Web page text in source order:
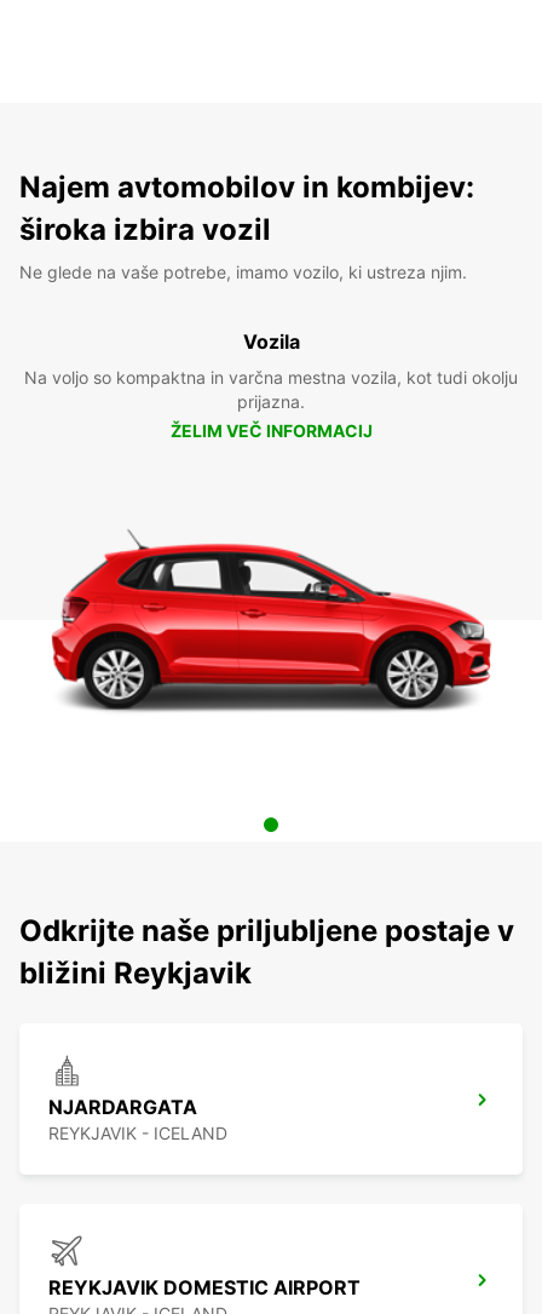
Najem avtomobilov in kombijev:
široka izbira vozil
Ne glede na vaše potrebe, imamo vozilo, ki ustreza njim.
Vozila
Na voljo so kompaktna in varčna mestna vozila, kot tudi okolju
prijazna.
ŽELIM VEČ INFORMACIJ
Odkrijte naše priljubljene postaje v
bližini Reykjavik
NJARDARGATA
REYKJAVIK - ICELAND
REYKJAVIK DOMESTIC AIRPORT